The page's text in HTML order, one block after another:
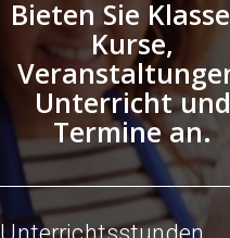
Bieten Sie
Kurse,
Unterricht und
Termine an.